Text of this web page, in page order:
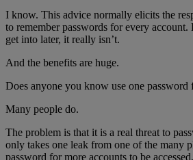
I know. This advice normally elicits the
to remember passwords for every
get into later, it really isn’t.
And the benefits are huge.
Does anyone you know use one password
Many people do.
The problem is that it is a real threat to
only takes one leak from one of the many
password for more accounts to be accessed.